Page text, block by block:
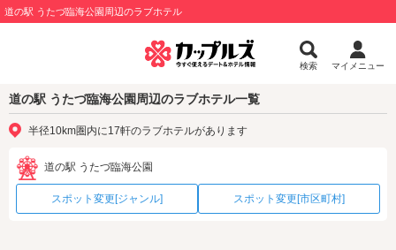
道の駅 うたづ臨海公園周辺のラブホテル
検索 マイメニュー
道の駅 うたづ臨海公園周辺のラブホテル一覧
半径10km圏内に17軒のラブホテルがあります
道の駅 うたづ臨海公園
スポット変更[ジャンル] スポット変更[市区町村]